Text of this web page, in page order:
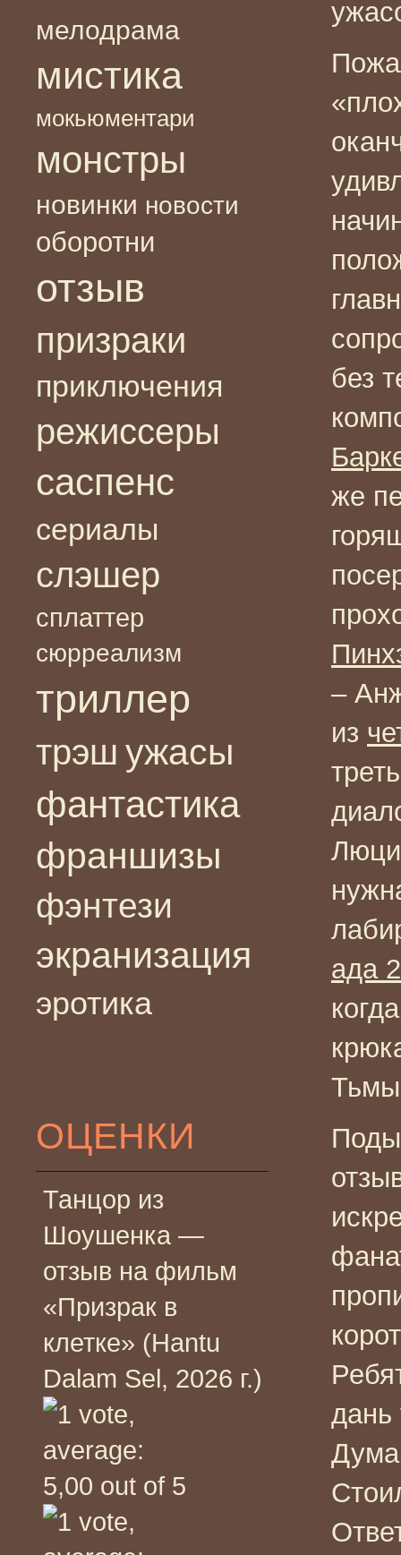
мелодрама
мистика
мокьюментари
монстры
новинки новости
оборотни
отзыв
призраки
приключения
режиссеры
саспенс
сериалы
слэшер
сплаттер
сюрреализм
триллер
трэш ужасы
фантастика
франшизы
фэнтези
экранизация
эротика
ОЦЕНКИ
Танцор из
Шоушенка —
отзыв на фильм
«Призрак в
клетке» (Hantu
Dalam Sel, 2026 г.)
без
же
–
из
ада 2
Тьмы